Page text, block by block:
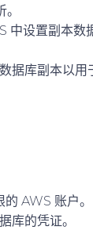
中设置副本数
据库副本以用
AWS 账户。
库的凭证。